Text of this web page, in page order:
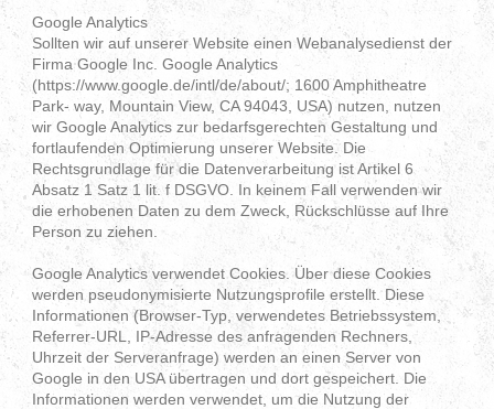
Google Analytics
Sollten wir auf unserer Website einen Webanalysedienst der
Firma Google Inc. Google Analytics
(https://www.google.de/intl/de/about/; 1600 Amphitheatre
Park- way, Mountain View, CA 94043, USA) nutzen, nutzen
wir Google Analytics zur bedarfsgerechten Gestaltung und
fortlaufenden Optimierung unserer Website. Die
Rechtsgrundlage für die Datenverarbeitung ist Artikel 6
Absatz 1 Satz 1 lit. f DSGVO. In keinem Fall verwenden wir
die erhobenen Daten zu dem Zweck, Rückschlüsse auf Ihre
Person zu ziehen.
Google Analytics verwendet Cookies. Über diese Cookies
werden pseudonymisierte Nutzungsprofile erstellt. Diese
Informationen (Browser-Typ, verwendetes Betriebssystem,
Referrer-URL, IP-Adresse des anfragenden Rechners,
Uhrzeit der Serveranfrage) werden an einen Server von
Google in den USA übertragen und dort gespeichert. Die
Informationen werden verwendet, um die Nutzung der